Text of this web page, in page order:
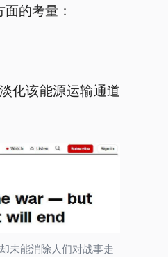
的考量：
化该能源运输通道
未能消除人们对战事走